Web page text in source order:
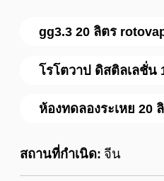
gg3.3 20 ลิตร
โรโตวาป ดิสติลเลชั่น
ห้องทดลองระเหย 20
สถานที่กำเนิด: จีน